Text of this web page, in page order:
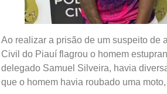
Ao realizar a prisão de um suspeito de
Civil do Piauí flagrou o homem
delegado Samuel Silveira, havia
que o homem havia roubado uma